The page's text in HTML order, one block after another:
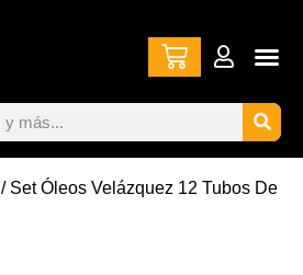
/ Set Óleos Velázquez 12 Tubos De